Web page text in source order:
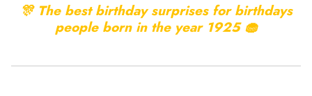
🎊 The best birthday surprises for birthdays
people born in the year 1925 🧁